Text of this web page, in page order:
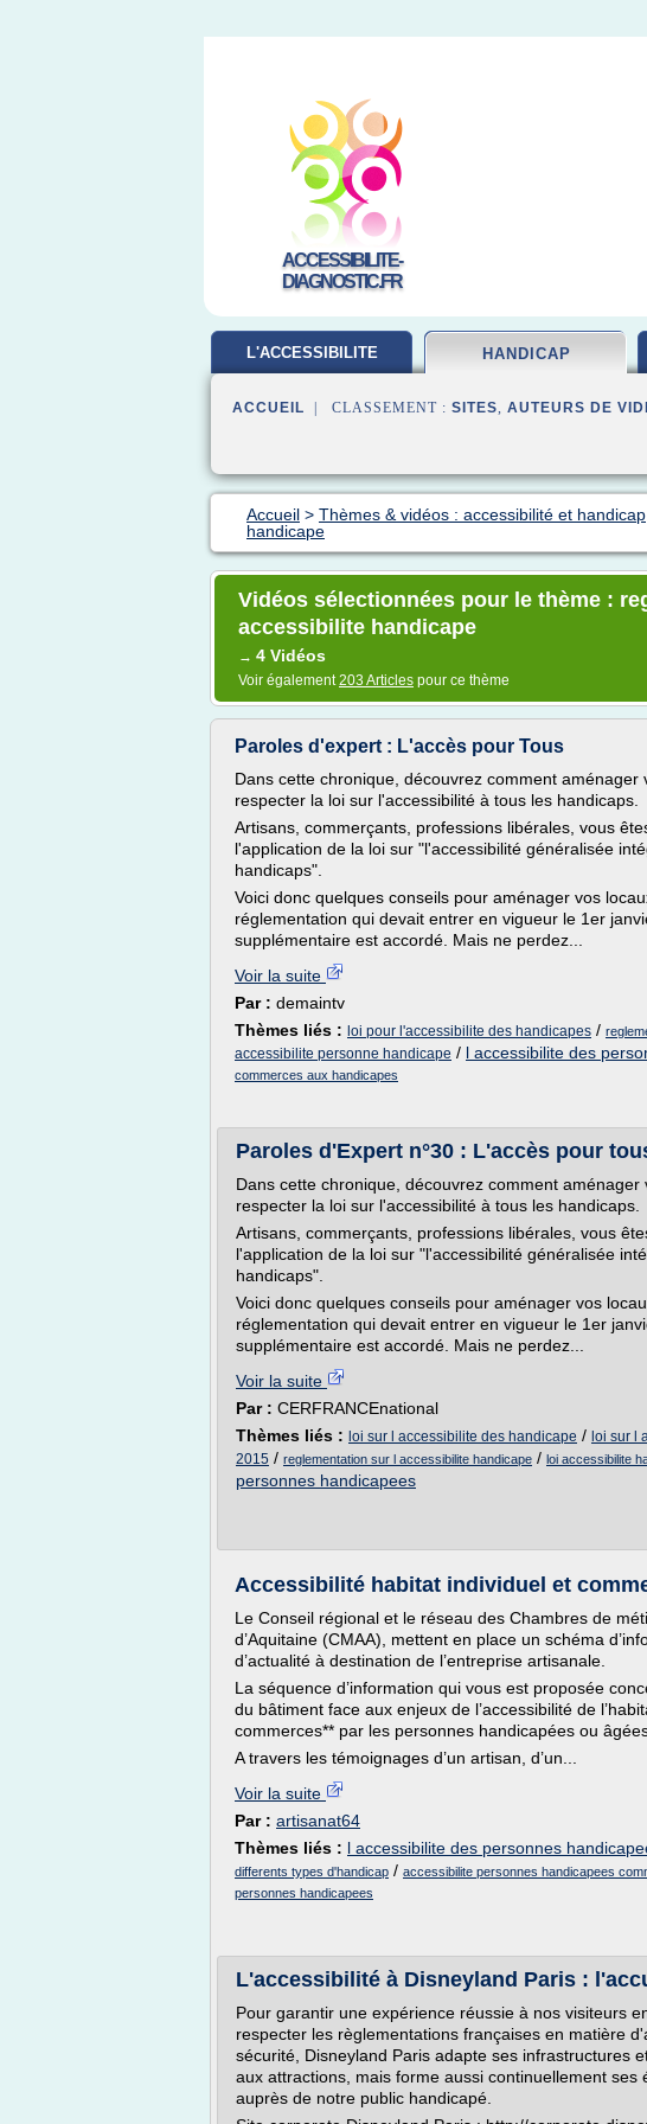
ACCESSIBILITE-
DIAGNOSTIC.FR
L'ACCESSIBILITE HANDICAP
ACCUEIL | CLASSEMENT : SITES, AUTEURS DE
Accueil > Thèmes & vidéos : accessibilité et handicap
handicape
Vidéos sélectionnées pour le thème :
accessibilite handicape
→ 4 Vidéos
Voir également203 Articles pour ce thème
Paroles d'expert : L'accès pour Tous
Dans cette chronique, découvrez comment aménager
respecter la loi sur l'accessibilité à tous les handicaps.
Artisans, commerçants, professions libérales, vous
l'application de la loi sur "l'accessibilité généralisée
handicaps".
Voici donc quelques conseils pour aménager vos
réglementation qui devait entrer en vigueur le 1er
supplémentaire est accordé. Mais ne perdez...
Voir la suite
Par : demaintv
Thèmes liés : loi pour l'accessibilite des handicapes /
accessibilite personne handicape / l accessibilite des
commerces aux handicapes
Paroles d'Expert n°30 : L'accès pour
Dans cette chronique, découvrez comment aménager
respecter la loi sur l'accessibilité à tous les handicaps.
Artisans, commerçants, professions libérales, vous
l'application de la loi sur "l'accessibilité généralisée
handicaps".
Voici donc quelques conseils pour aménager vos
réglementation qui devait entrer en vigueur le 1er
supplémentaire est accordé. Mais ne perdez...
Voir la suite
Par : CERFRANCEnational
Thèmes liés : loi sur l accessibilite des handicape / loi sur l
2015 / reglementation sur l accessibilite handicape / loi accessibilite
personnes handicapees
Accessibilité habitat individuel et
Le Conseil régional et le réseau des Chambres de
d’Aquitaine (CMAA), mettent en place un schéma
d’actualité à destination de l’entreprise artisanale.
La séquence d’information qui vous est proposée
du bâtiment face aux enjeux de l’accessibilité de
commerces** par les personnes handicapées ou
A travers les témoignages d’un artisan, d’un...
Voir la suite
Par : artisanat64
Thèmes liés : l accessibilite des personnes
differents types d'handicap / accessibilite personnes handicapees
personnes handicapees
L'accessibilité à Disneyland Paris :
Pour garantir une expérience réussie à nos visiteurs
respecter les règlementations françaises en matière
sécurité, Disneyland Paris adapte ses infrastructures
aux attractions, mais forme aussi continuellement ses
auprès de notre public handicapé.